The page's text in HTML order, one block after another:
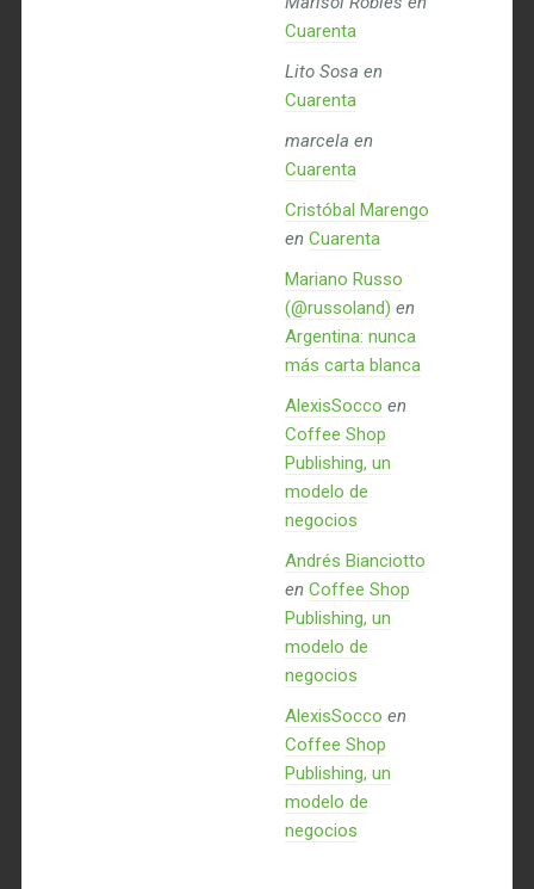
Cuarenta
Lito Sosa en
Cuarenta
marcela en
Cuarenta
Cristóbal Marengo
en Cuarenta
Mariano Russo
(@russoland) en
Argentina: nunca
más carta blanca
AlexisSocco en
Coffee Shop
Publishing, un
modelo de
negocios
Andrés Bianciotto
en Coffee Shop
Publishing, un
modelo de
negocios
AlexisSocco en
Coffee Shop
Publishing, un
modelo de
negocios